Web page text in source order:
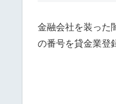
金融会社を装った
の番号を貸金業登